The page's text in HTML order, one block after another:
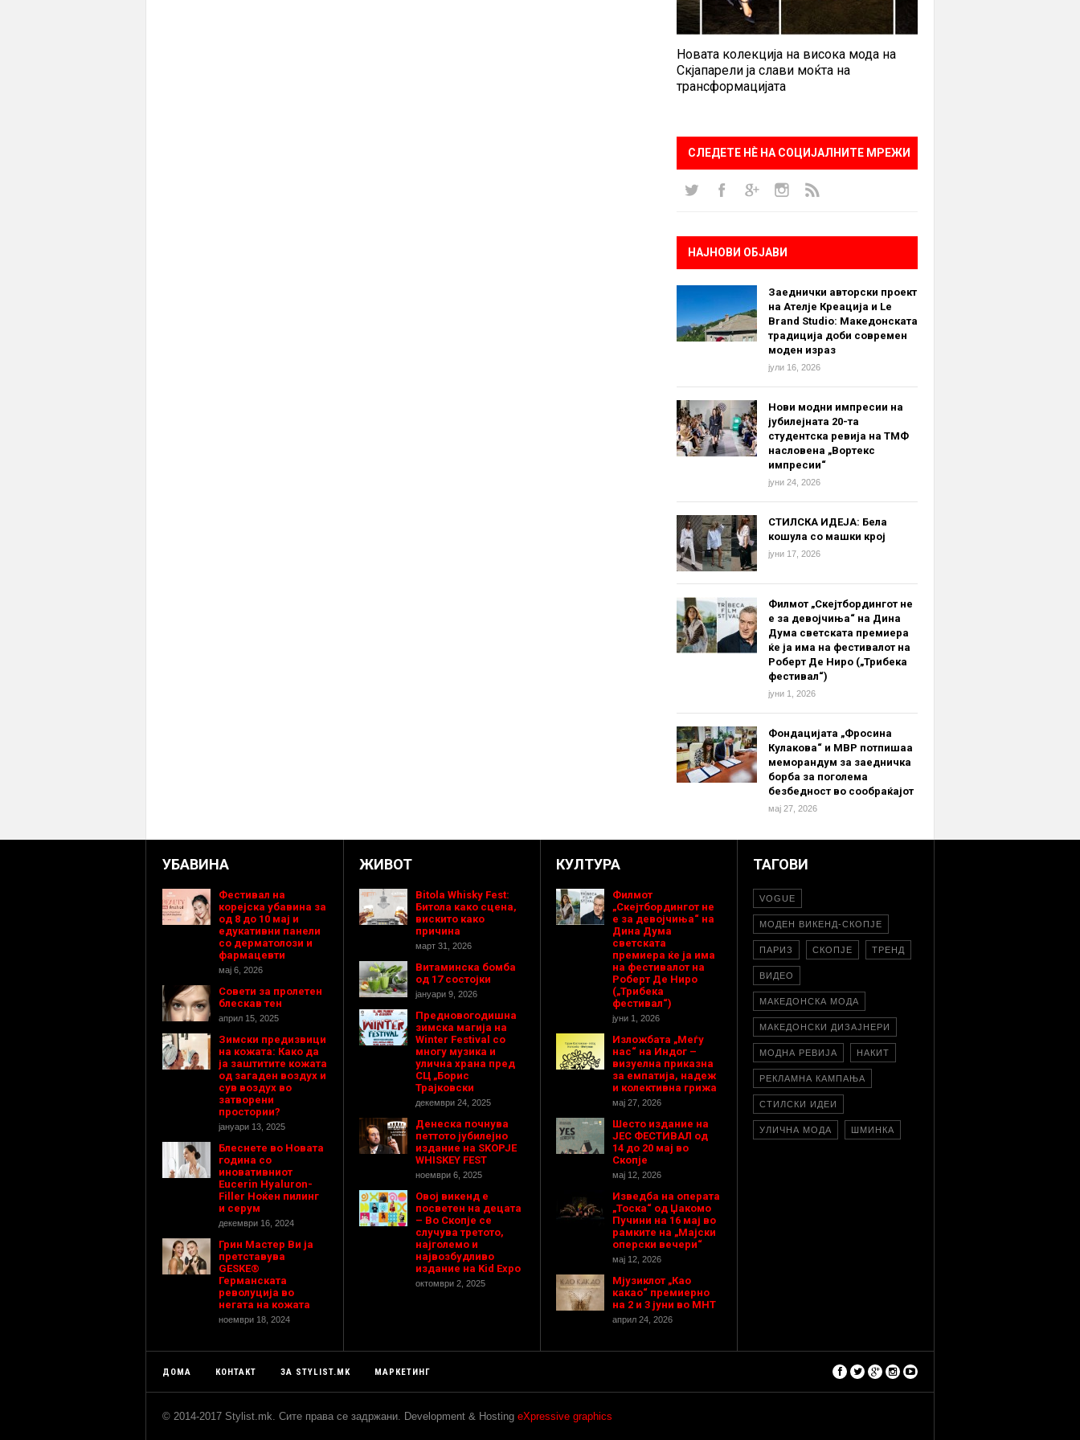
Новата колекција на висока мода на
Скјапарели ја слави моќта на
трансформацијата
СЛЕДЕТЕ НÈ НА СОЦИЈАЛНИТЕ МРЕЖИ
НАЈНОВИ ОБЈАВИ
Заеднички авторски проект
на Ателје Креација и Le
Brand Studio: Македонската
традиција доби современ
моден израз
јули 16, 2026
Нови модни импресии на
јубилејната 20-та
студентска ревија на ТМФ
насловена „Вортекс
импресии“
јуни 24, 2026
СТИЛСКА ИДЕЈА: Бела
кошула со машки крој
јуни 17, 2026
Филмот „Скејтбордингот не
е за девојчиња“ на Дина
Дума светската премиера
ќе ја има на фестивалот на
Роберт Де Ниро („Трибека
фестивал“)
јуни 1, 2026
Фондацијата „Фросина
Кулакова“ и МВР потпишаа
меморандум за заедничка
борба за поголема
безбедност во сообраќајот
мај 27, 2026
УБАВИНА
Фестивал на
корејска убавина за
од 8 до 10 мај и
едукативни панели
со дерматолози и
фармацевти
мај 6, 2026
Совети за пролетен
блескав тен
април 15, 2025
Зимски предизвици
на кожата: Како да
ја заштитите кожата
од загаден воздух и
сув воздух во
затворени
простории?
јануари 13, 2025
Блеснете во Новата
година со
иновативниот
Eucerin Hyaluron-
Filler Ноќен пилинг
и серум
декември 16, 2024
Грин Мастер Ви ја
претставува
GESKE®
Германската
револуција во
негата на кожата
ноември 18, 2024
ЖИВОТ
Bitola Whisky Fest:
Битола како сцена,
вискито како
причина
март 31, 2026
Витаминска бомба
од 17 состојки
јануари 9, 2026
Предновогодишнa
зимска магија на
Winter Festival со
многу музика и
улична храна пред
СЦ „Борис
Трајковски
декември 24, 2025
Денеска почнува
петтото јубилејно
издание на SKOPJE
WHISKEY FEST
ноември 6, 2025
Овој викенд е
посветен на децата
– Во Скопје се
случува третото,
најголемо и
највозбудливо
издание на Kid Expo
октомври 2, 2025
КУЛТУРА
Филмот
„Скејтбордингот не
е за девојчиња“ на
Дина Дума
светската
премиера ќе ја има
на фестивалот на
Роберт Де Ниро
(„Трибека
фестивал“)
јуни 1, 2026
Изложбата „Меѓу
нас“ на Индог –
визуелна приказна
за емпатија, надеж
и колективна грижа
мај 27, 2026
Шесто издание на
ЈЕС ФЕСТИВАЛ од
14 до 20 мај во
Скопје
мај 12, 2026
Изведба на операта
„Тоска“ од Џакомо
Пучини на 16 мај во
рамките на „Мајски
оперски вечери“
мај 12, 2026
Мјузиклот „Као
какао“ премиерно
на 2 и 3 јуни во МНТ
април 24, 2026
ТАГОВИ
VOGUE
МОДЕН ВИКЕНД-СКОПЈЕ
ПАРИЗ СКОПЈЕ ТРЕНД
ВИДЕО
МАКЕДОНСКА МОДА
МАКЕДОНСКИ ДИЗАЈНЕРИ
МОДНА РЕВИЈА НАКИТ
РЕКЛАМНА КАМПАЊА
СТИЛСКИ ИДЕИ
УЛИЧНА МОДА ШМИНКА
ДОМА КОНТАКТ ЗА STYLIST.MK МАРКЕТИНГ
© 2014-2017 Stylist.mk. Сите права се задржани. Development & Hosting eXpressive graphics